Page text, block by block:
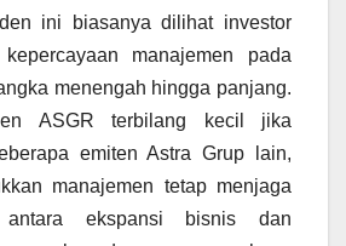
ini biasanya dilihat investor
manajemen pada
menengah hingga panjang.
ASGR terbilang kecil jika
emiten Astra Grup lain,
manajemen tetap menjaga
antara ekspansi bisnis dan